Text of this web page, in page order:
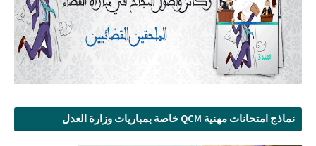
نماذج امتحانات مهنية QCM خاصة بمباريات وزارة العدل